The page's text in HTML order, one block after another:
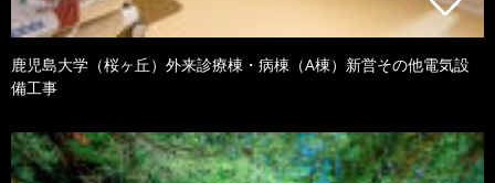
鹿児島大学（桜ヶ丘）外来診療棟・病棟（A棟）新営その他電気設
備工事